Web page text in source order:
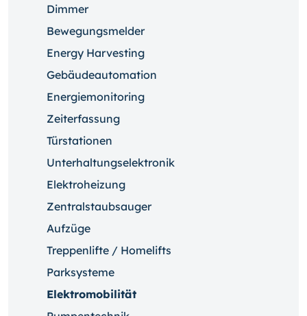
Dimmer
Bewegungsmelder
Energy Harvesting
Gebäudeautomation
Energiemonitoring
Zeiterfassung
Türstationen
Unterhaltungselektronik
Elektroheizung
Zentralstaubsauger
Aufzüge
Treppenlifte / Homelifts
Parksysteme
Elektromobilität